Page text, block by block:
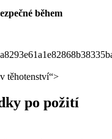
během
těhotenství“>
po požití